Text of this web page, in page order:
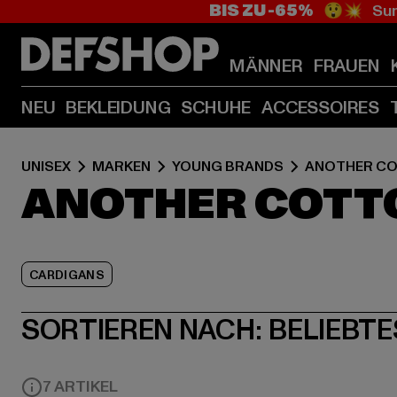
BIS ZU -65% 😲💥
MÄNNER FRAUEN
NEU BEKLEIDUNG SCHUHE ACCESSOIRES
UNISEX MARKEN YOUNG BRANDS ANOTHER
ANOTHER
CARDIGANS
SORTIEREN NACH:
7 ARTIKEL